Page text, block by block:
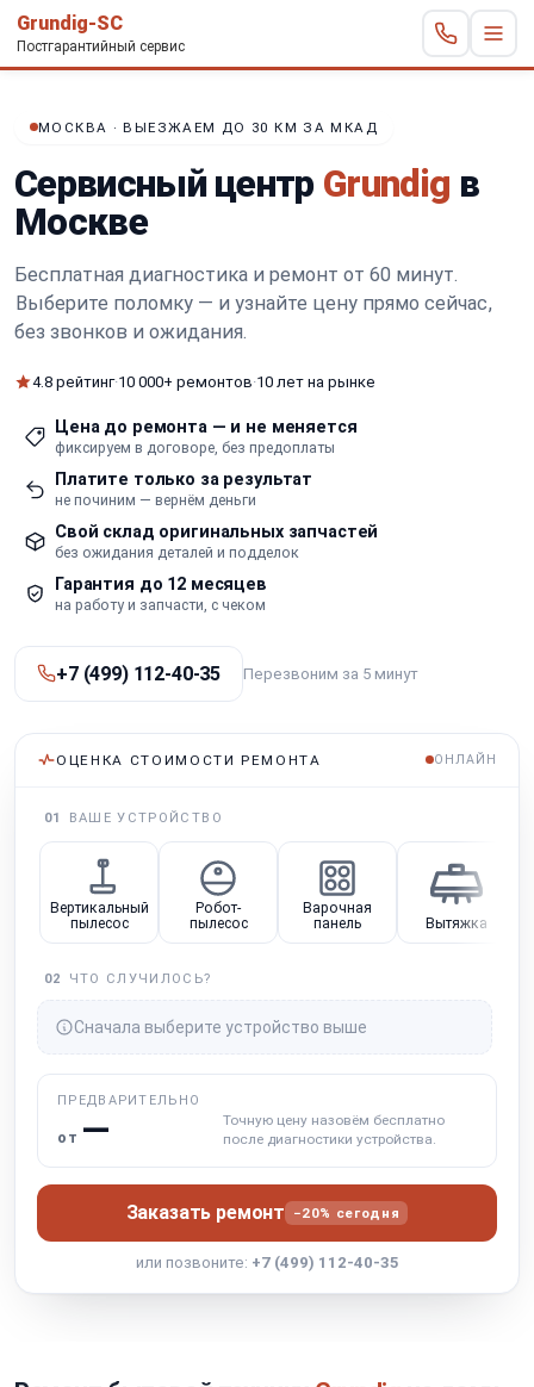
Grundig-SC
Постгарантийный сервис
МОСКВА · ВЫЕЗЖАЕМ ДО 30 КМ ЗА МКАД
Сервисный центр Grundig в
Москве
Бесплатная диагностика и ремонт от 60 минут.
Выберите поломку — и узнайте цену прямо сейчас,
без звонков и ожидания.
4.8 рейтинг·10 000+ ремонтов·10 лет на рынке
Цена до ремонта — и не меняется
фиксируем в договоре, без предоплаты
Платите только за результат
не починим — вернём деньги
Свой склад оригинальных запчастей
без ожидания деталей и подделок
Гарантия до 12 месяцев
на работу и запчасти, с чеком
+7 (499) 112-40-35 Перезвоним за 5 минут
ОЦЕНКА СТОИМОСТИ РЕМОНТА ОНЛАЙН
01 ВАШЕ УСТРОЙСТВО
Вертикальный
пылесос
Робот-
пылесос
Варочная
панель
Вытяжка
02 ЧТО СЛУЧИЛОСЬ?
Сначала выберите устройство выше
ПРЕДВАРИТЕЛЬНО
от —
Точную цену назовём бесплатно
после диагностики устройства.
Заказать ремонт −20% сегодня
или позвоните: +7 (499) 112-40-35